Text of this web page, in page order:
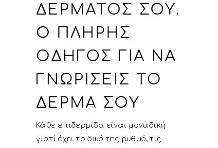
ΔΈΡΜΑΤΌΣ ΣΟΥ.
Ο ΠΛΉΡΗΣ
ΟΔΗΓΌΣ ΓΙΑ ΝΑ
ΓΝΩΡΊΣΕΙΣ ΤΟ
ΔΈΡΜΑ ΣΟΥ
Κάθε επιδερμίδα είναι μοναδική
γιατί έχει το δικό της ρυθμό, τις